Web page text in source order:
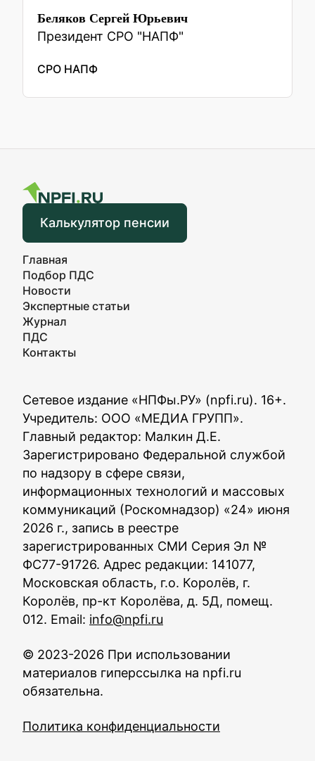
Беляков Сергей Юрьевич
Президент СРО "НАПФ"
СРО НАПФ
Калькулятор пенсии
Главная
Подбор ПДС
Новости
Экспертные статьи
Журнал
ПДС
Контакты
Сетевое издание «НПФы.РУ» (npfi.ru). 16+.
Учредитель: ООО «МЕДИА ГРУПП».
Главный редактор: Малкин Д.Е.
Зарегистрировано Федеральной службой
по надзору в сфере связи,
информационных технологий и массовых
коммуникаций (Роскомнадзор) «24» июня
2026 г., запись в реестре
зарегистрированных СМИ Серия Эл №
ФС77-91726. Адрес редакции: 141077,
Московская область, г.о. Королёв, г.
Королёв, пр-кт Королёва, д. 5Д, помещ.
012. Email: info@npfi.ru
© 2023-2026 При использовании
материалов гиперссылка на npfi.ru
обязательна.
Политика конфиденциальности